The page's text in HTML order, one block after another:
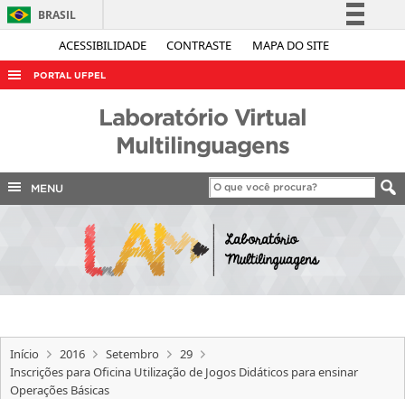
ACESSIBILIDADE CONTRASTE MAPA DO SITE
BRASIL
Simplifique!
Acesso à informação
Legislação
Canais
PORTAL UFPEL
INTERNACIONAL
TELEFONES
Laboratório Virtual
Multilinguagens
MENU
Início 2016 Setembro
29
Inscrições para Oficina Utilização de Jogos Didáticos para ensinar
Operações Básicas